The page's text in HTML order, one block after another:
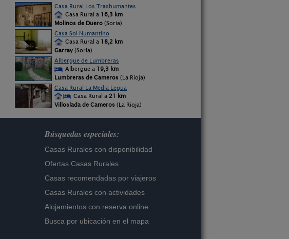
Casa Rural Los Trashumantes
Casa Rural a 16,3 km
Molinos de Duero (Soria)
Casa Sol Numantino
Casa Rural a 18,2 km
Garray (Soria)
Albergue de Lumbreras
Albergue a 19,3 km
Lumbreras de Cameros (La Rioja)
Casa Rural La Media Legua
Casa Rural a 21 km
Villoslada de Cameros (La Rioja)
Búsquedas especiales:
Casas Rurales con disponibilidad
Ofertas Casas Rurales
Casas recomendadas por viajeros
Casas Rurales con actividades
Alojamientos con reserva online
Busca por ubicación en el mapa